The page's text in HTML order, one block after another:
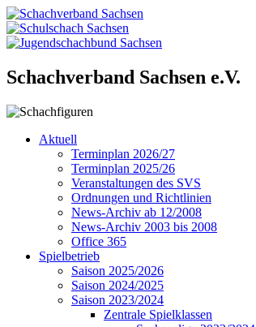
Schachverband Sachsen e.V.
Aktuell
Terminplan 2026/27
Terminplan 2025/26
Veranstaltungen des SVS
Ordnungen und Richtlinien
News-Archiv ab 12/2008
News-Archiv 2003 bis 2008
Office 365
Spielbetrieb
Saison 2025/2026
Saison 2024/2025
Saison 2023/2024
Zentrale Spielklassen